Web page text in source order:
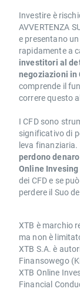
Investire è
AVVERTENZA
e presentano
rapidamente a
investitori al
negoziazioni in
comprende il
correre questo
I CFD sono
significativo di
leva finanziaria.
perdono
Online Invesing
dei CFD e se
perdere il Suo
XTB è marchio
ma non è
XTB S.A. è
Finansowego
XTB Online
Financial